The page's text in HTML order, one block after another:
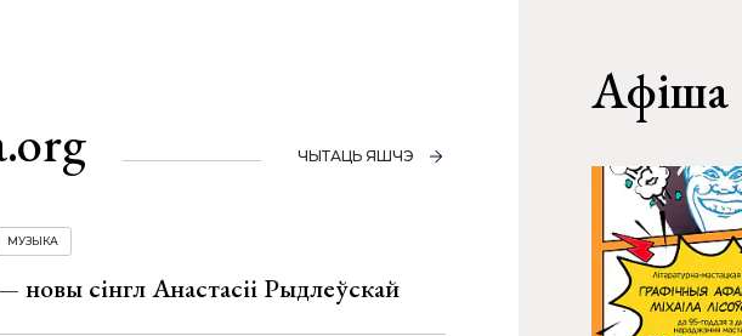
ЧЫТАЦЬ ЯШЧЭ
МУЗЫКА
сінгл Анастасіі Рыдлеўскай
Афіша